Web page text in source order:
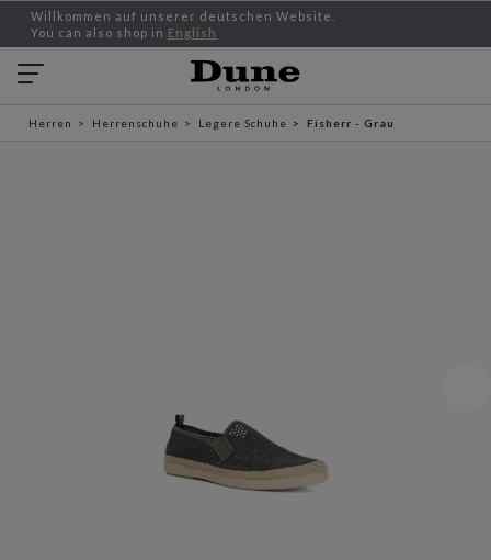
Willkommen auf unserer deutschen Website.
You can also shop in English
Herren Herrenschuhe Legere Schuhe Fisherr - Grau